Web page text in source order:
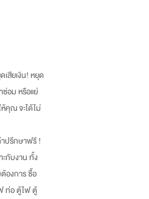
สียเงิน!หยุด
อม หรือแย่
คุณ จะได้ไม่
ำปรึกษาฟรี!
ะกับงาน ทั้ง
องการ ซื้อ
ท่อ ตู้ไฟ ตู้